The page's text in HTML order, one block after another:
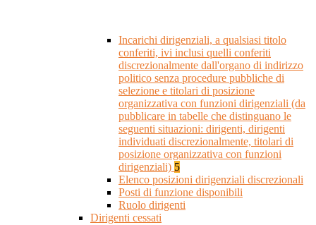
Incarichi dirigenziali, a qualsiasi titolo
conferiti, ivi inclusi quelli conferiti
discrezionalmente dall'organo di indirizzo
politico senza procedure pubbliche di
selezione e titolari di posizione
organizzativa con funzioni dirigenziali (da
pubblicare in tabelle che distinguano le
seguenti situazioni: dirigenti, dirigenti
individuati discrezionalmente, titolari di
posizione organizzativa con funzioni
dirigenziali) 5
Elenco posizioni dirigenziali discrezionali
Posti di funzione disponibili
Ruolo dirigenti
Dirigenti cessati